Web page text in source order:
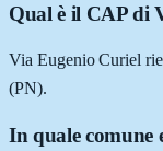
Qual è il CAP di
Via Eugenio Curiel
(PN).
In quale comune